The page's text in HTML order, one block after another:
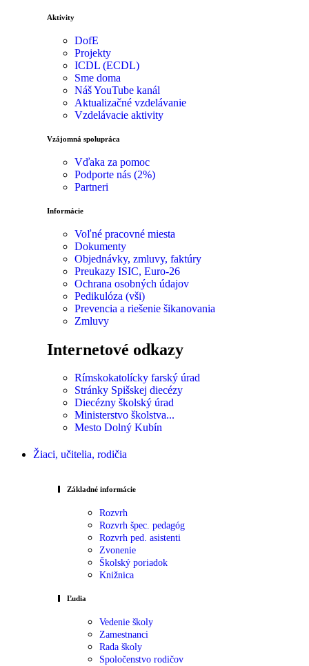
Aktivity
DofE
Projekty
ICDL (ECDL)
Sme doma
Náš YouTube kanál
Aktualizačné vzdelávanie
Vzdelávacie aktivity
Vzájomná spolupráca
Vďaka za pomoc
Podporte nás (2%)
Partneri
Informácie
Voľné pracovné miesta
Dokumenty
Objednávky, zmluvy, faktúry
Preukazy ISIC, Euro-26
Ochrana osobných údajov
Pedikulóza (vši)
Prevencia a riešenie šikanovania
Zmluvy
Internetové odkazy
Rímskokatolícky farský úrad
Stránky Spišskej diecézy
Diecézny školský úrad
Ministerstvo školstva...
Mesto Dolný Kubín
Žiaci, učitelia, rodičia
Základné informácie
Rozvrh
Rozvrh špec. pedagóg
Rozvrh ped. asistenti
Zvonenie
Školský poriadok
Knižnica
Ľudia
Vedenie školy
Zamestnanci
Rada školy
Spoločenstvo rodičov